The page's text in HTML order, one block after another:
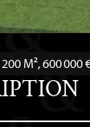
M², 600 000